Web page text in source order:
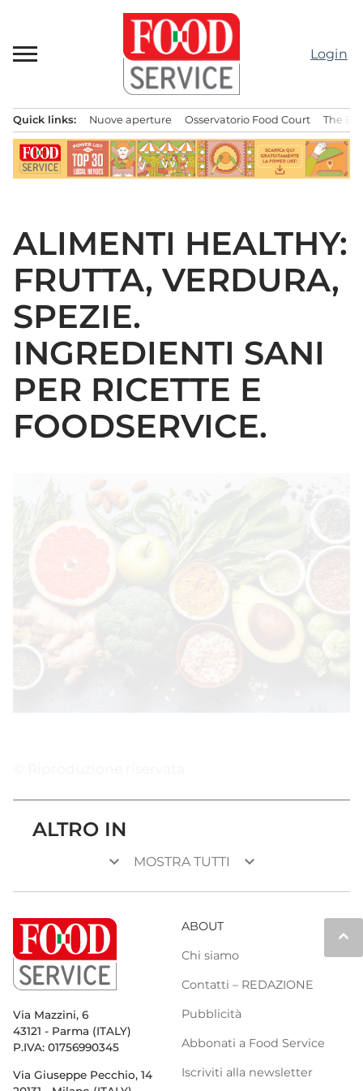
contenuto
Login
principale
Quick links: Nuove aperture Osservatorio Food Court The
ALIMENTI HEALTHY:
FRUTTA, VERDURA,
SPEZIE.
INGREDIENTI SANI
PER RICETTE E
FOODSERVICE.
ALTRO IN
keyboard_arrow_down MOSTRA TUTTI keyboard_arrow_down
keyboard_arrow_up
Via Mazzini, 6
43121 - Parma (ITALY)
P.IVA: 01756990345
Via Giuseppe Pecchio, 14
ABOUT
Chi siamo
Contatti – REDAZIONE
Pubblicità
Abbonati a Food Service
Iscriviti alla newsletter